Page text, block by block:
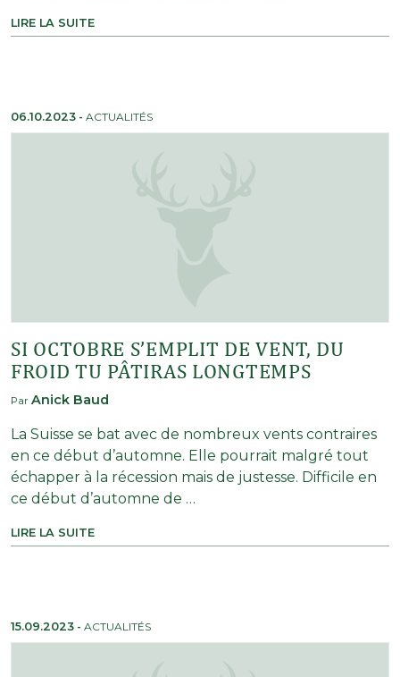
LIRE LA SUITE
06.10.2023 - ACTUALITÉS
SI OCTOBRE S’EMPLIT DE VENT, DU
FROID TU PÂTIRAS LONGTEMPS
Par Anick Baud
La Suisse se bat avec de nombreux vents contraires
en ce début d’automne. Elle pourrait malgré tout
échapper à la récession mais de justesse. Difficile en
ce début d’automne de …
LIRE LA SUITE
15.09.2023 - ACTUALITÉS